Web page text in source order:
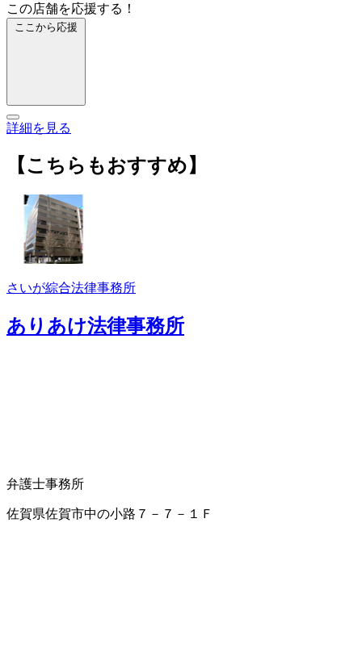
この店舗を応援する！
ここから応援
詳細を見る
【こちらもおすすめ】
さいが綜合法律事務所
ありあけ法律事務所
弁護士事務所
佐賀県佐賀市中の小路７－７－１Ｆ